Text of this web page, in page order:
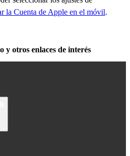
la Cuenta de Apple en el móvil.
y otros enlaces de interés